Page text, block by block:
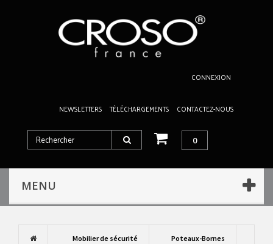
CONNEXION
NEWSLETTERS TÉLÉCHARGEMENTS CONTACTEZ-NOUS
0
MENU
Mobilier de sécurité Poteaux-Bornes